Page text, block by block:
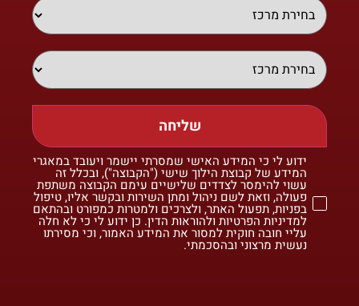
שליחה
ידוע לי כי המידע האישי שמסרתי יישמר ויעובד במאגרי
המידע של קבוצת הילוך שישי ("הקבוצה"), ובכלל זה
עשוי להימסר לצדדים שלישיים עימם הקבוצה משתפת
פעולה, וזאת לשם ניהול ומתן השירות ובקשר אליו, טיפול
בפניות, תפעול האתר, ולצרכים ולמטרות כמפורט ובהתאם
למדיניות הפרטיות ולהוראות הדין. כן ידוע לי כי לא חלה
עליי חובה חוקית למסור את המידע האמור, וכי מסירתו
נעשית מרצוני ובהסכמתי.